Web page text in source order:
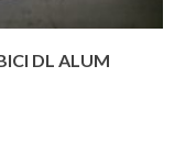
DL ALUM